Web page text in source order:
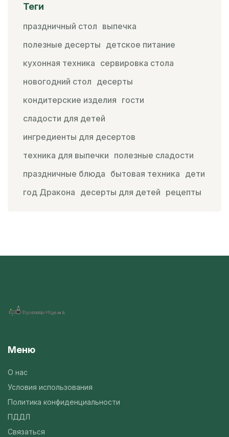
Теги
праздничный стол выпечка
полезные десерты детское питание
кухонная техника сервировка стола
новогодний стол десерты
кондитерские изделия гости
сладости для детей
ингредиенты для десертов
техника для выпечки полезные сладости
праздничные блюда бытовая техника дети
год Дракона десерты для детей рецепты
Меню
О нас
Условия использования
Политика конфиденциальности
ПДДЛ
Связаться